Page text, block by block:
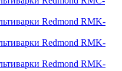
Redmond RMK-
Redmond RMK-
Redmond RMK-